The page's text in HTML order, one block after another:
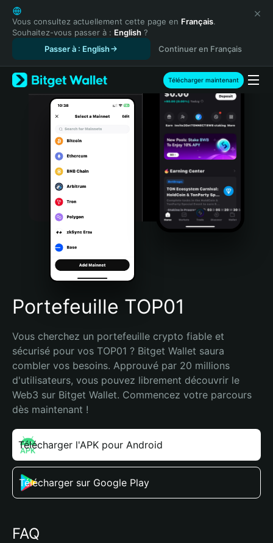
English
日本語
Tiếng Việt
Español (Latinoamérica)
Türkçe
Italiano
Português (Portugal)
Bahasa Indonesia
Português (Brasil)
Español (Argentina)
Vous consultez actuellement cette page en Français.
Souhaitez-vous passer à : English ?
Passer à : English
Continuer en Français
Télécharger maintenant
Portefeuille TOP01
Vous cherchez un portefeuille crypto fiable et
sécurisé pour vos TOP01 ? Bitget Wallet saura
combler vos besoins. Approuvé par 20 millions
d'utilisateurs, vous pouvez librement découvrir le
Web3 sur Bitget Wallet. Commencez votre parcours
dès maintenant !
Télécharger l'APK pour Android
Télécharger sur Google Play
FAQ